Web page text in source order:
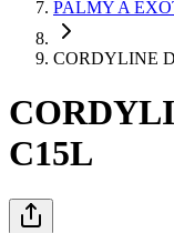
PALMY A
CORDYLINE
C15L